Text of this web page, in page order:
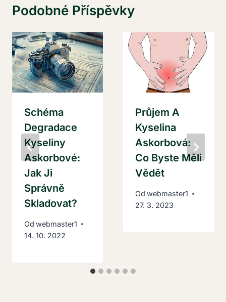
Podobné Příspěvky
Schéma
Degradace
Kyseliny
Askorbové:
Jak Ji
Správně
Skladovat?
Od webmaster1
14. 10. 2022
Průjem A
Kyselina
Askorbová:
Co Byste Měli
Vědět
Od webmaster1
27. 3. 2023